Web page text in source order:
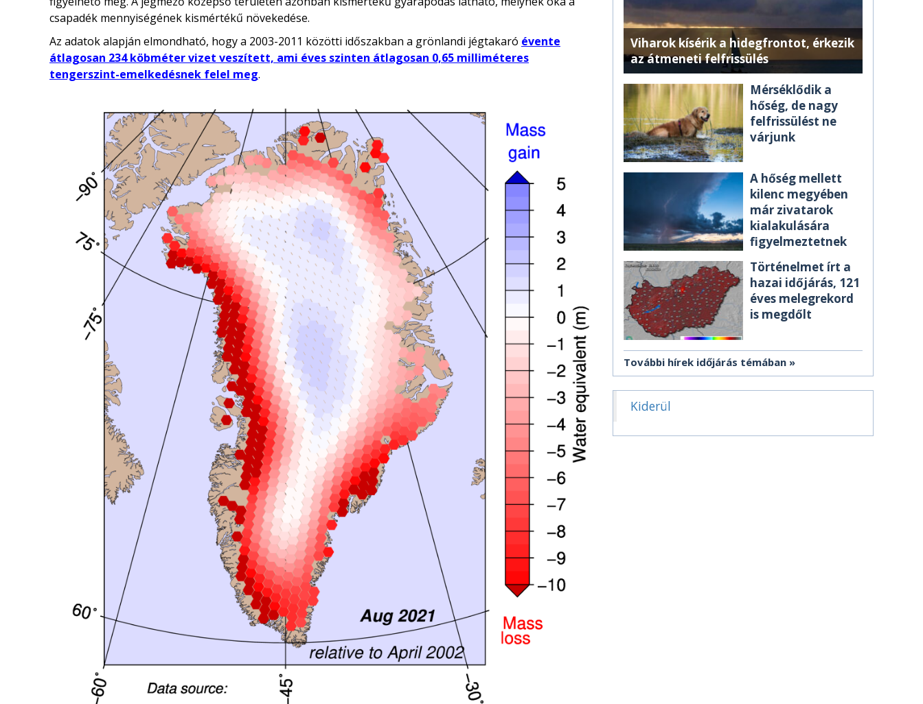
csapadék mennyiségének kismértékű növekedése.
Az adatok alapján elmondható, hogy a 2003-2011 közötti időszakban a grönlandi jégtakaró évente
átlagosan 234 köbméter vizet veszített, ami éves szinten átlagosan 0,65 milliméteres
tengerszint-emelkedésnek felel meg.
Viharok kísérik a hidegfrontot, érkezik
az átmeneti felfrissülés
Mérséklődik a
hőség, de nagy
felfrissülést ne
várjunk
A hőség mellett
kilenc megyében
már zivatarok
kialakulására
figyelmeztetnek
Történelmet írt a
hazai időjárás, 121
éves melegrekord
is megdőlt
További hírek időjárás témában
Kiderül